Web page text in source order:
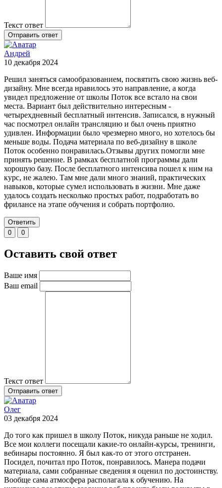
Текст ответ
Отправить ответ
Андрей
10 декабря 2024
Решил заняться самообразованием, посвятить свою жизнь веб-
дизайну. Мне всегда нравилось это направление, а когда
увидел предложение от школы Поток все встало на свои
места. Вариант был действительно интересным -
четырехдневный бесплатный интенсив. Записался, в нужный
час посмотрел онлайн трансляцию и был очень приятно
удивлен. Информации было чрезмерно много, но хотелось бы
меньше воды. Подача материала по веб-дизайну в школе
Поток особенно понравилась.Отзывы других помогли мне
принять решение. В рамках бесплатной программы дали
хорошую базу. После бесплатного интенсива пошел к ним на
курс, не жалею. Там мне дали много знаний, практических
навыков, которые сумел использовать в жизни. Мне даже
удалось создать несколько простых работ, подработать во
фрилансе на этапе обучения и собрать портфолио.
Ответить
0
0
Оставить свой ответ
Ваше имя
Ваш email
Текст ответ
Отправить ответ
Олег
03 декабря 2024
До того как пришел в школу Поток, никуда раньше не ходил.
Все мои коллеги посещали какие-то онлайн-курсы, тренинги,
вебинары постоянно. Я был как-то от этого отстранен.
Посидел, почитал про Поток, понравилось. Манера подачи
материала, сами собранные сведения я оценил по достоинству.
Вообще сама атмосфера располагала к обучению. На